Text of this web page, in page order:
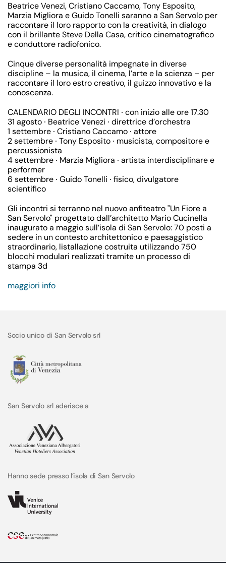
Beatrice Venezi, Cristiano Caccamo, Tony Esposito,
Marzia Migliora e Guido Tonelli saranno a San Servolo per
raccontare il loro rapporto con la creatività, in dialogo
con il brillante Steve Della Casa, critico cinematografico
e conduttore radiofonico.
Cinque diverse personalità impegnate in diverse
discipline – la musica, il cinema, l’arte e la scienza – per
raccontare il loro estro creativo, il guizzo innovativo e la
conoscenza.
CALENDARIO DEGLI INCONTRI ∙ con inizio alle ore 17.30
31 agosto ∙ Beatrice Venezi ∙ direttrice d’orchestra
1 settembre ∙ Cristiano Caccamo ∙ attore
2 settembre ∙ Tony Esposito ∙ musicista, compositore e
percussionista
4 settembre ∙ Marzia Migliora ∙ artista interdisciplinare e
performer
6 settembre ∙ Guido Tonelli ∙ fisico, divulgatore
scientifico
Gli incontri si terranno nel nuovo anfiteatro "Un Fiore a
San Servolo" progettato dall’architetto Mario Cucinella
inaugurato a maggio sull’isola di San Servolo: 70 posti a
sedere in un contesto architettonico e paesaggistico
straordinario, listallazione costruita utilizzando 750
blocchi modulari realizzati tramite un processo di
stampa 3d
maggiori info
Socio unico di San Servolo srl
San Servolo srl aderisce a
Hanno sede presso l’isola di San Servolo